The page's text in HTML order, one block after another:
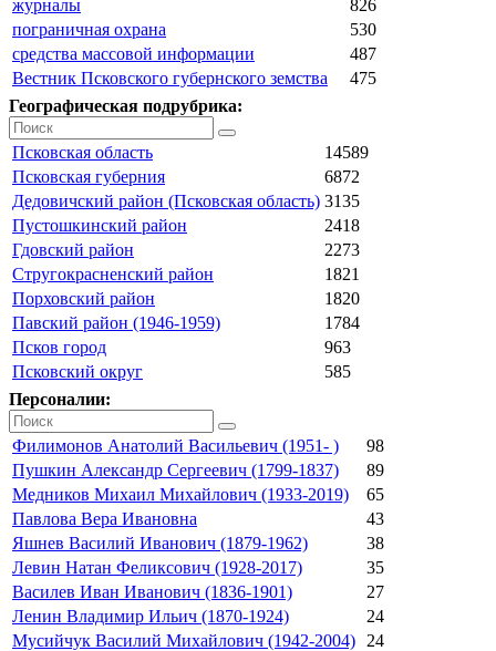
журналы
826
пограничная охрана
530
средства массовой информации
487
Вестник Псковского губернского земства
475
Географическая подрубрика:
Псковская область
14589
Псковская губерния
6872
Дедовичский район (Псковская область) 3135
Пустошкинский район
2418
Гдовский район
2273
Стругокрасненский район
1821
Порховский район
1820
Павский район (1946-1959)
1784
Псков город
963
Псковский округ
585
Персоналии:
Филимонов Анатолий Васильевич (1951- )
98
Пушкин Александр Сергеевич (1799-1837)
89
Медников Михаил Михайлович (1933-2019)
65
Павлова Вера Ивановна
43
Яшнев Василий Иванович (1879-1962)
38
Левин Натан Феликсович (1928-2017)
35
Василев Иван Иванович (1836-1901)
27
Ленин Владимир Ильич (1870-1924)
24
Мусийчук Василий Михайлович (1942-2004)
24